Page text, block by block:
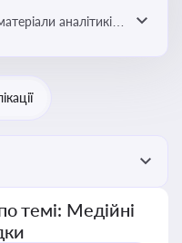
аналітиків
осіб
темі: Медійні